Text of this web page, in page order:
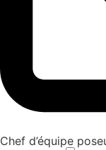
Chef d’équipe